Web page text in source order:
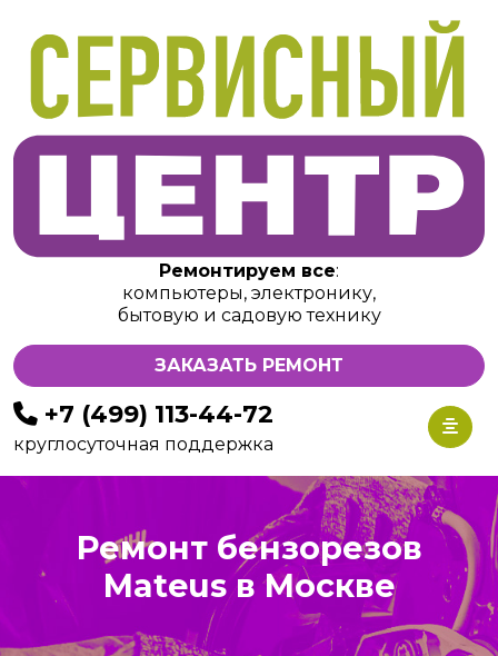
Ремонтируем все:
компьютеры, электронику,
бытовую и садовую технику
ЗАКАЗАТЬ РЕМОНТ
+7 (499) 113-44-72
круглосуточная поддержка
Ремонт бензорезов
Mateus в Москве